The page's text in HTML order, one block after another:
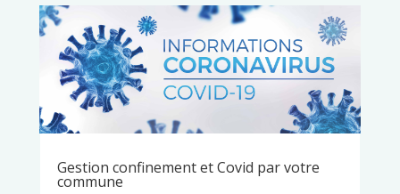
Gestion confinement et Covid par votre
commune